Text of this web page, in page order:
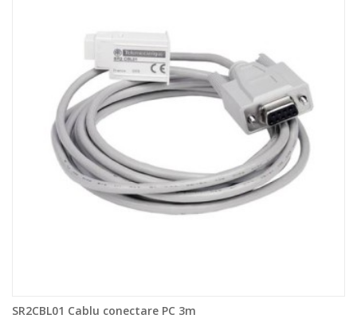
SR2CBL01 Cablu conectare PC 3m